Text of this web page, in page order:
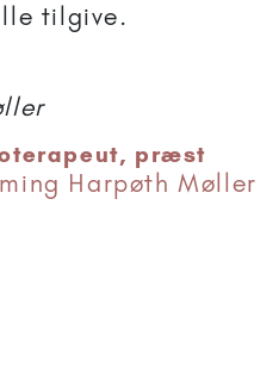
tilgive.
præst
Harpøth Møller